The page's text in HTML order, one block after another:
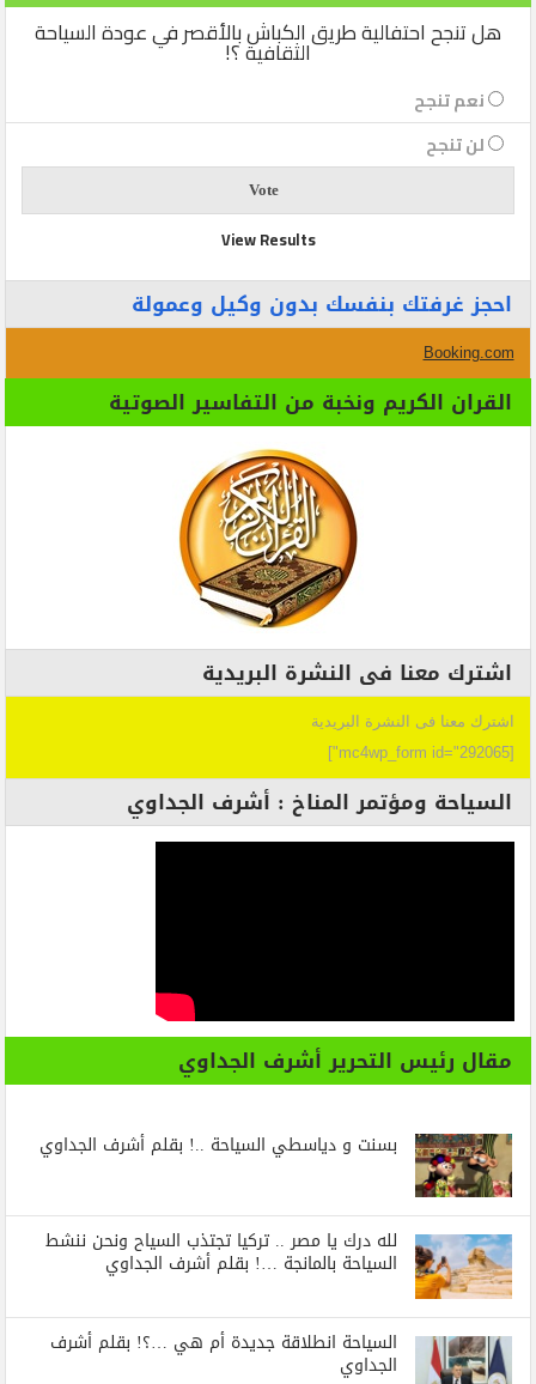
هل تنجح احتفالية طريق الكباش بالأقصر في عودة السياحة
الثقافية ؟!
نعم تنجح
لن تنجح
View Results
احجز غرفتك بنفسك بدون وكيل وعمولة
Booking.com
القران الكريم ونخبة من التفاسير الصوتية
اشترك معنا فى النشرة البريدية
اشترك معنا فى النشرة البريدية
[mc4wp_form id="292065"]
السياحة ومؤتمر المناخ : أشرف الجداوي
مقال رئيس التحرير أشرف الجداوي
بسنت و دياسطي السياحة ..! بقلم أشرف الجداوي
لله درك يا مصر .. تركيا تجتذب السياح ونحن ننشط
السياحة بالمانجة …! بقلم أشرف الجداوي
السياحة انطلاقة جديدة أم هي …؟! بقلم أشرف
الجداوي